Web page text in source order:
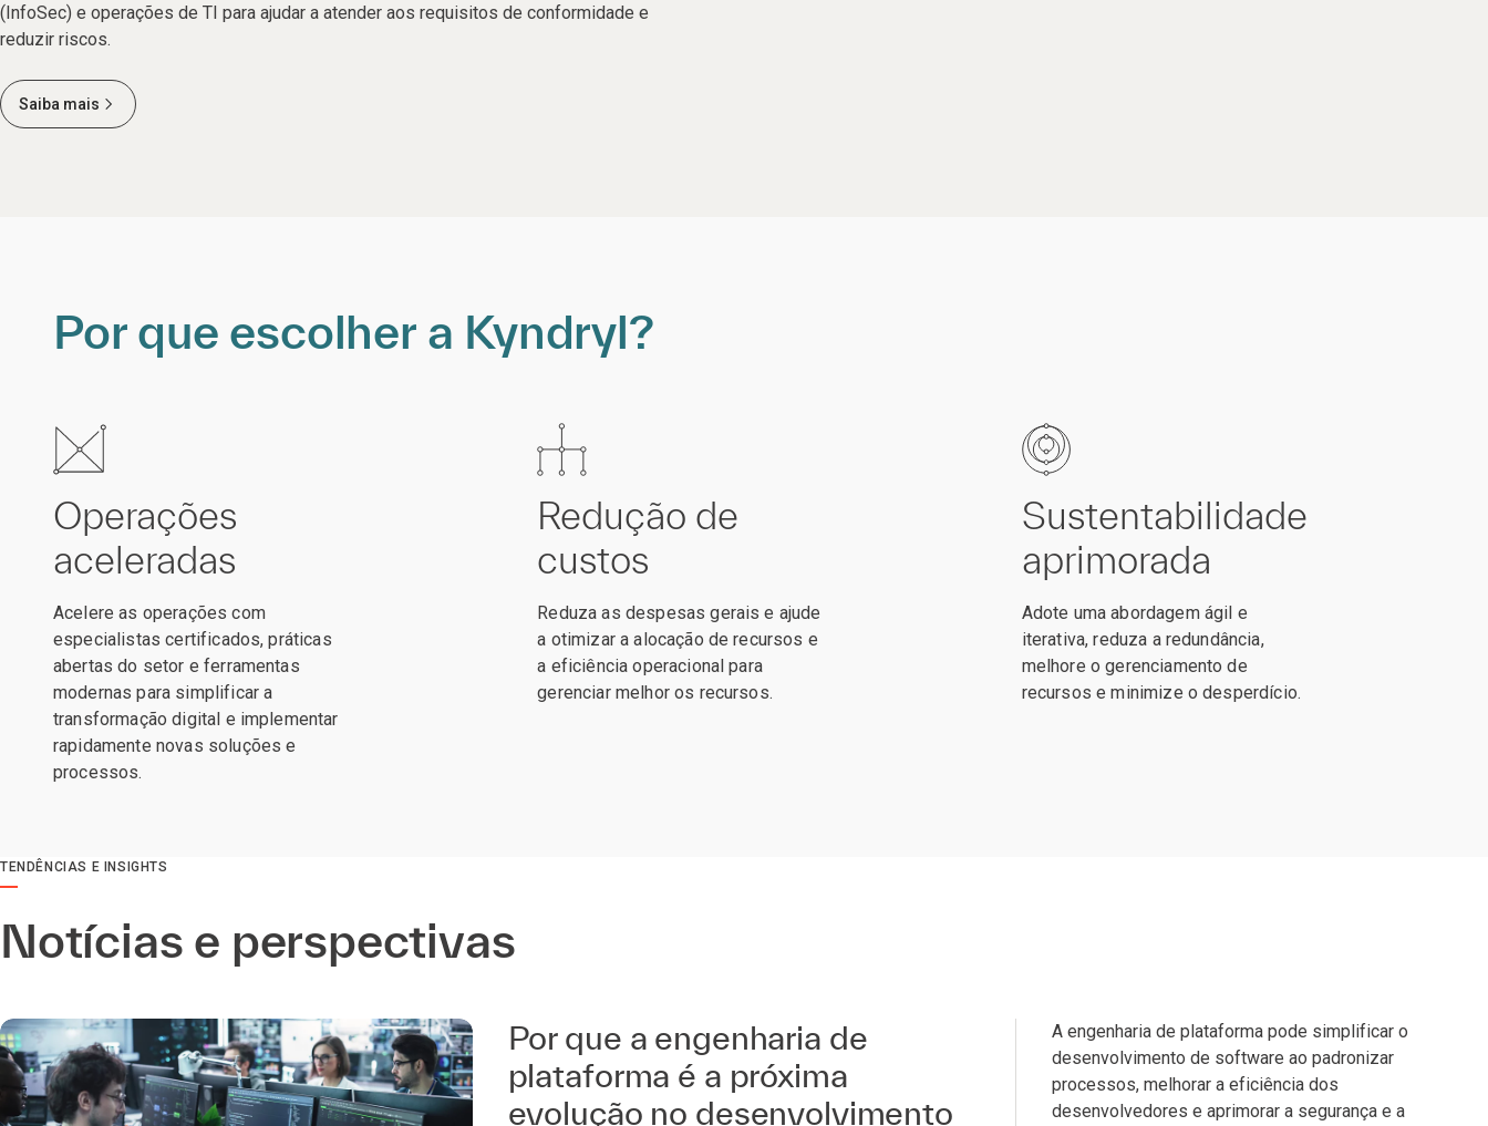
(InfoSec) e operações de TI para ajudar a atender aos requisitos de conformidade e
reduzir riscos.
Saiba mais
Por que escolher a Kyndryl?
Operações
aceleradas
Acelere as operações com
especialistas certificados, práticas
abertas do setor e ferramentas
modernas para simplificar a
transformação digital e implementar
rapidamente novas soluções e
processos.
Redução de
custos
Reduza as despesas gerais e ajude
a otimizar a alocação de recursos e
a eficiência operacional para
gerenciar melhor os recursos.
Sustentabilidade
aprimorada
Adote uma abordagem ágil e
iterativa, reduza a redundância,
melhore o gerenciamento de
recursos e minimize o desperdício.
TENDÊNCIAS E INSIGHTS
Notícias e perspectivas
Por que a engenharia de
plataforma é a próxima
evolução no desenvolvimento
A engenharia de plataforma pode simplificar o
desenvolvimento de software ao padronizar
processos, melhorar a eficiência dos
desenvolvedores e aprimorar a segurança e a